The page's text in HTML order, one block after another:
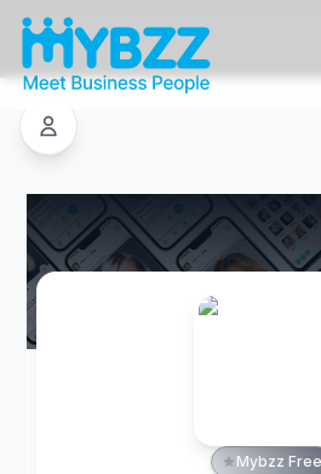
Mybzz Free